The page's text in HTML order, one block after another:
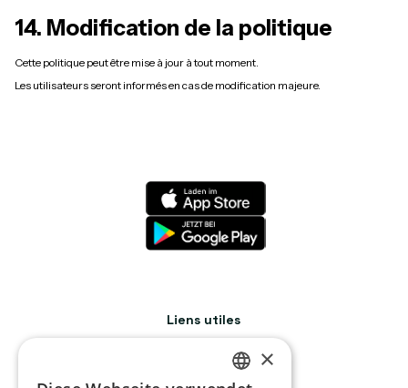
14. Modification de la politique
Cette politique peut être mise à jour à tout moment.
Les utilisateurs seront informés en cas de modification majeure.
Liens utiles
Fonctionnalités
×